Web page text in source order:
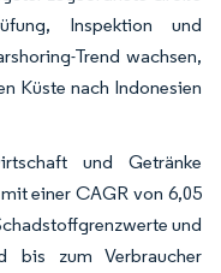
Inspektion und
Trend wachsen,
Küste nach Indonesien
und Getränke
einer CAGR von 6,05
und
bis zum Verbraucher